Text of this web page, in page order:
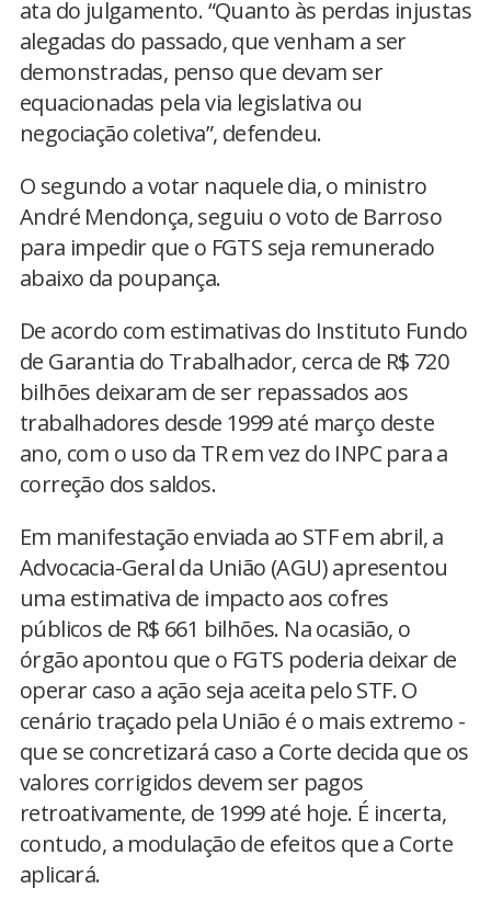
ata do julgamento. “Quanto às perdas injustas
alegadas do passado, que venham a ser
demonstradas, penso que devam ser
equacionadas pela via legislativa ou
negociação coletiva”, defendeu.
O segundo a votar naquele dia, o ministro
André Mendonça, seguiu o voto de Barroso
para impedir que o FGTS seja remunerado
abaixo da poupança.
De acordo com estimativas do Instituto Fundo
de Garantia do Trabalhador, cerca de R$ 720
bilhões deixaram de ser repassados aos
trabalhadores desde 1999 até março deste
ano, com o uso da TR em vez do INPC para a
correção dos saldos.
Em manifestação enviada ao STF em abril, a
Advocacia-Geral da União (AGU) apresentou
uma estimativa de impacto aos cofres
públicos de R$ 661 bilhões. Na ocasião, o
órgão apontou que o FGTS poderia deixar de
operar caso a ação seja aceita pelo STF. O
cenário traçado pela União é o mais extremo -
que se concretizará caso a Corte decida que os
valores corrigidos devem ser pagos
retroativamente, de 1999 até hoje. É incerta,
contudo, a modulação de efeitos que a Corte
aplicará.